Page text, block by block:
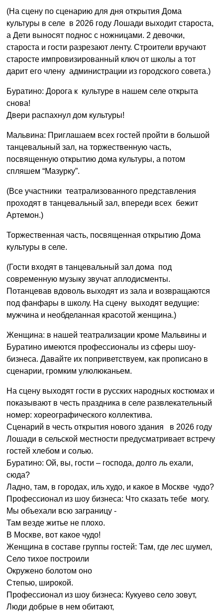
(На сцену по сценарию для дня открытия Дома
культуры в селе в 2026 году Лошади выходит староста,
а Дети выносят поднос с ножницами. 2 девочки,
староста и гости разрезают ленту. Строители вручают
старосте импровизированный ключ от школы а тот
дарит его члену администрации из городского совета.)
Буратино: Дорога к культуре в нашем селе открыта
снова!
Двери распахнул дом культуры!
Мальвина: Приглашаем всех гостей пройти в большой
танцевальный зал, на торжественную часть,
посвященную открытию дома культуры, а потом
спляшем “Мазурку”.
(Все участники театрализованного представления
проходят в танцевальный зал, впереди всех бежит
Артемон.)
Торжественная часть, посвященная открытию Дома
культуры в селе.
(Гости входят в танцевальный зал дома под
современную музыку звучат аплодисменты.
Потанцевав вдоволь выходят из зала и возвращаются
под фанфары в школу. На сцену выходят ведущие:
мужчина и необделанная красотой женщина.)
Женщина: в нашей театрализации кроме Мальвины и
Буратино имеются профессионалы из сферы шоу-
бизнеса. Давайте их поприветствуем, как прописано в
сценарии, громким улюлюканьем.
На сцену выходят гости в русских народных костюмах и
показывают в честь праздника в селе развлекательный
номер: хореографического коллектива.
Сценарий в честь открытия нового здания в 2026 году
Лошади в сельской местности предусматривает встречу
гостей хлебом и солью.
Буратино: Ой, вы, гости – господа, долго ль ехали,
сюда?
Ладно, там, в городах, иль худо, и какое в Москве чудо?
Профессионал из шоу бизнеса: Что сказать тебе могу.
Мы объехали всю заграницу -
Там везде житье не плохо.
В Москве, вот какое чудо!
Женщина в составе группы гостей: Там, где лес шумел,
Село тихое построили
Окружено болотом оно
Степью, широкой.
Профессионал из шоу бизнеса: Кукуево село зовут,
Люди добрые в нем обитают,